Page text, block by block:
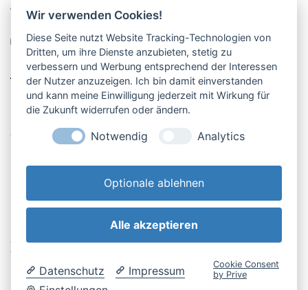
Pucher Straße 10, Fürstenfeldbruck
08141-12269
shop@englschalk.de
Öffnungszeiten
Anfahrt & Kontakt
Retouren-Portal
AGB & Kundeninfo
Widerrufsbelehrung
Datenschutzerklärung
Wir verwenden Cookies!
Diese Seite nutzt Website Tracking-Technologien von
Dritten, um ihre Dienste anzubieten, stetig zu
verbessern und Werbung entsprechend der Interessen
der Nutzer anzuzeigen. Ich bin damit einverstanden
und kann meine Einwilligung jederzeit mit Wirkung für
die Zukunft widerrufen oder ändern.
Notwendig Analytics
Optionale ablehnen
Alle akzeptieren
Datenschutz
Impressum
Cookie Consent
by Prive